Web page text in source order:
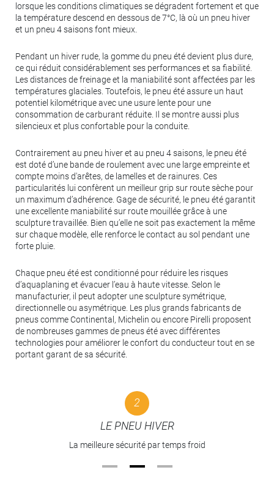
lorsque les conditions climatiques se dégradent fortement et que
la température descend en dessous de 7°C, là où un pneu hiver
et un pneu 4 saisons font mieux.
Pendant un hiver rude, la gomme du pneu été devient plus dure,
ce qui réduit considérablement ses performances et sa fiabilité.
Les distances de freinage et la maniabilité sont affectées par les
températures glaciales. Toutefois, le pneu été assure un haut
potentiel kilométrique avec une usure lente pour une
consommation de carburant réduite. Il se montre aussi plus
silencieux et plus confortable pour la conduite.
Contrairement au pneu hiver et au pneu 4 saisons, le pneu été
est doté d’une bande de roulement avec une large empreinte et
compte moins d'arêtes, de lamelles et de rainures. Ces
particularités lui confèrent un meilleur grip sur route sèche pour
un maximum d’adhérence. Gage de sécurité, le pneu été garantit
une excellente maniabilité sur route mouillée grâce à une
sculpture travaillée. Bien qu’elle ne soit pas exactement la même
sur chaque modèle, elle renforce le contact au sol pendant une
forte pluie.
Chaque pneu été est conditionné pour réduire les risques
d’aquaplaning et évacuer l’eau à haute vitesse. Selon le
manufacturier, il peut adopter une sculpture symétrique,
directionnelle ou asymétrique. Les plus grands fabricants de
pneus comme Continental, Michelin ou encore Pirelli proposent
de nombreuses gammes de pneus été avec différentes
technologies pour améliorer le confort du conducteur tout en se
portant garant de sa sécurité.
LE PNEU ÉTÉ
La référence du pneumatique
LE PNEU HIVER
La meilleure sécurité par temps froid
LE PNEU 4 SAISONS
La polyvalence par excellence